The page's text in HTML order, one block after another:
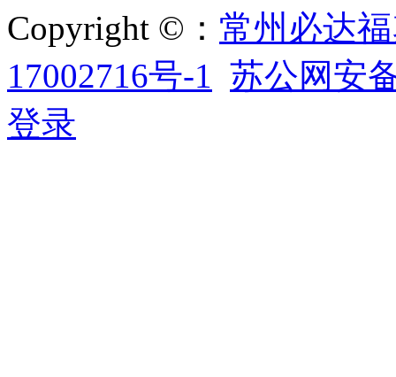
Copyright ©： 常州必达
17002716号-1 苏公网安
登录